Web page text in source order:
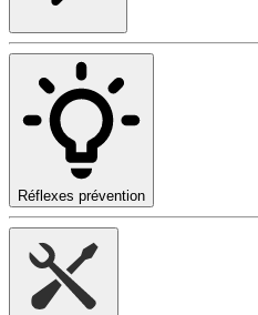
Réflexes prévention